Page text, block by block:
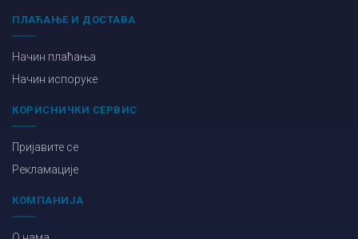
ПЛАЋАЊЕ И ДОСТАВА
Начин плаћања
Начин испоруке
КОРИСНИЧКИ СЕРВИС
Пријавите се
Рекламације
КОМПАНИЈА